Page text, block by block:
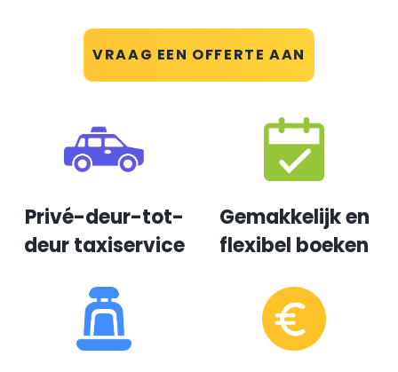
VRAAG EEN OFFERTE AAN
Privé-deur-tot-
deur taxiservice
Gemakkelijk en
flexibel boeken